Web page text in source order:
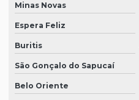
Minas Novas
Espera Feliz
Buritis
São Gonçalo do Sapucaí
Belo Oriente